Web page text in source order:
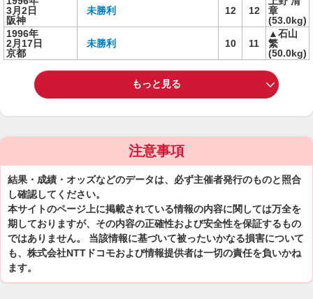
3月2日
阪神
未勝利 12 12
章
(53.0kg)
1996年
2月17日
京都
未勝利 10 11
▲石山
繁
(50.0kg)
もっと見る
注意事項
結果・成績・オッズなどのデータは、必ず主催者発行のものと照合
し確認してください。
本サイトのページ上に掲載されている情報の内容に関しては万全を
期しておりますが、その内容の正確性および安全性を保証するもの
ではありません。 当該情報に基づいて被ったいかなる損害について
も、株式会社NTTドコモおよび情報提供者は一切の責任を負いかね
ます。